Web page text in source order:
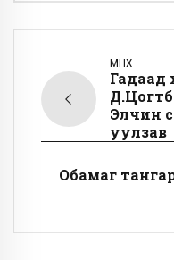
ӨМНӨХ
Гадаад
Элчин
уулзав
Обамаг